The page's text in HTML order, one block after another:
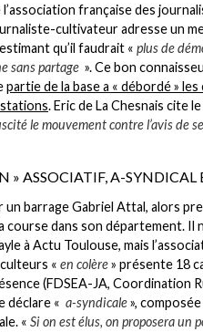
française des
cultivateur adresse un
qu’il faudrait « plus de
sans partage ». Ce bon
partie de la base a « débordé »
. Eric de La Chesnais cite
le mouvement contre l’avis de
» ASSOCIATIF, A-SYNDICAL
un barrage Gabriel Attal, alors
course dans son département. Il
à Actu Toulouse, mais
« en colère» présente 18
(FDSEA-JA, Coordination
déclare « a-syndicale»,
« Si on est élus, on proposera un